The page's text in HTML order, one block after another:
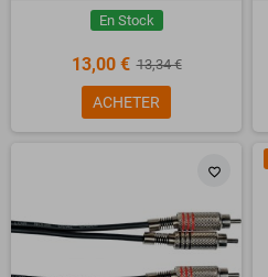
En Stock
13,00 € 13,34 €
ACHETER
favorite_border